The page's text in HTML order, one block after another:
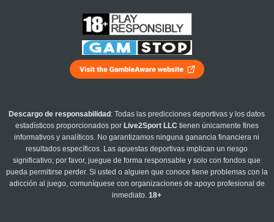
Descargo de responsabilidad : Todas las predicciones deportivas y los datos
estadísticos proporcionados por Live2Sport LLC tienen únicamente fines
informativos y analíticos. No garantizamos ninguna ganancia financiera ni
resultados específicos. Las apuestas deportivas implican un riesgo
significativo; por favor, juegue de forma responsable y solo con fondos que
pueda permitirse perder. Si usted o alguien que conoce tiene problemas con la
adicción al juego, comuníquese con organizaciones de apoyo profesional de
inmediato.18+